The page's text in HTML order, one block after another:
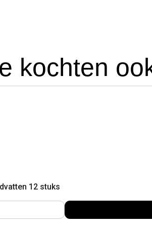
kochten
12 stuks